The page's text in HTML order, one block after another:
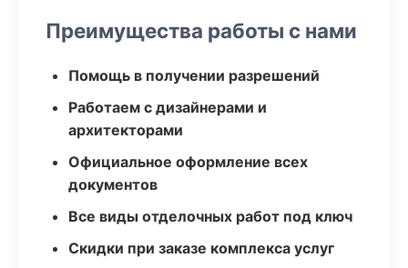
Преимущества работы с нами
Помощь в получении разрешений
Работаем с дизайнерами и
архитекторами
Официальное оформление всех
документов
Все виды отделочных работ под ключ
Скидки при заказе комплекса услуг